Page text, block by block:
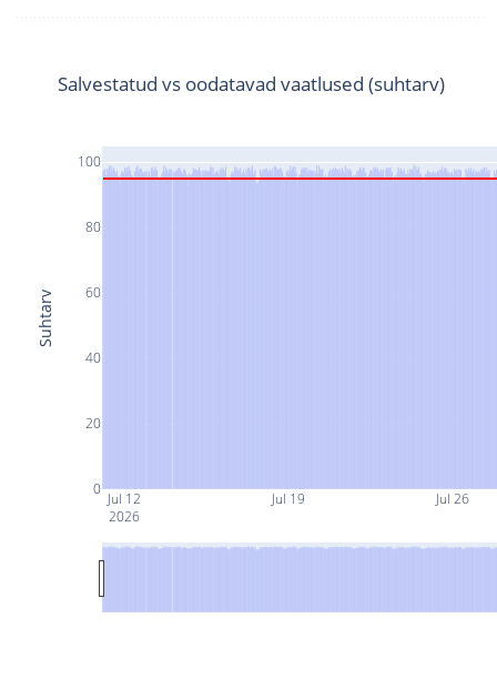
Jul 12
2026
Jul 19 Jul 26
0
20
40
60
80
100
Salvestatud vs oodatavad vaatlused (suhtarv)
Suhtarv